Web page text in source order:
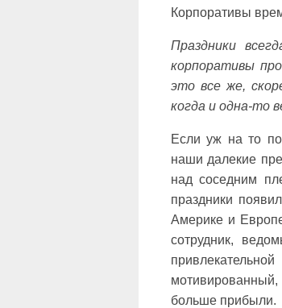
Корпоративы
Праздники
корпоративы
это все же,
когда и одна-то
Если уж на то
наши далекие
над соседним
праздники
Америке и
сотрудник,
мотивированный,
больше прибыли.